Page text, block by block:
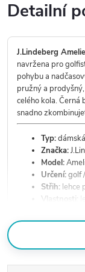
Detailní
J.Lindeberg
navržena pro
pohybu a
pružný a
celého kola. Černá
snadno
Typ:
Značka:
Model:
Určení:golf
Střih: lehce
Vlastnosti:
Barva:černá
Složení materiálu:
88 %